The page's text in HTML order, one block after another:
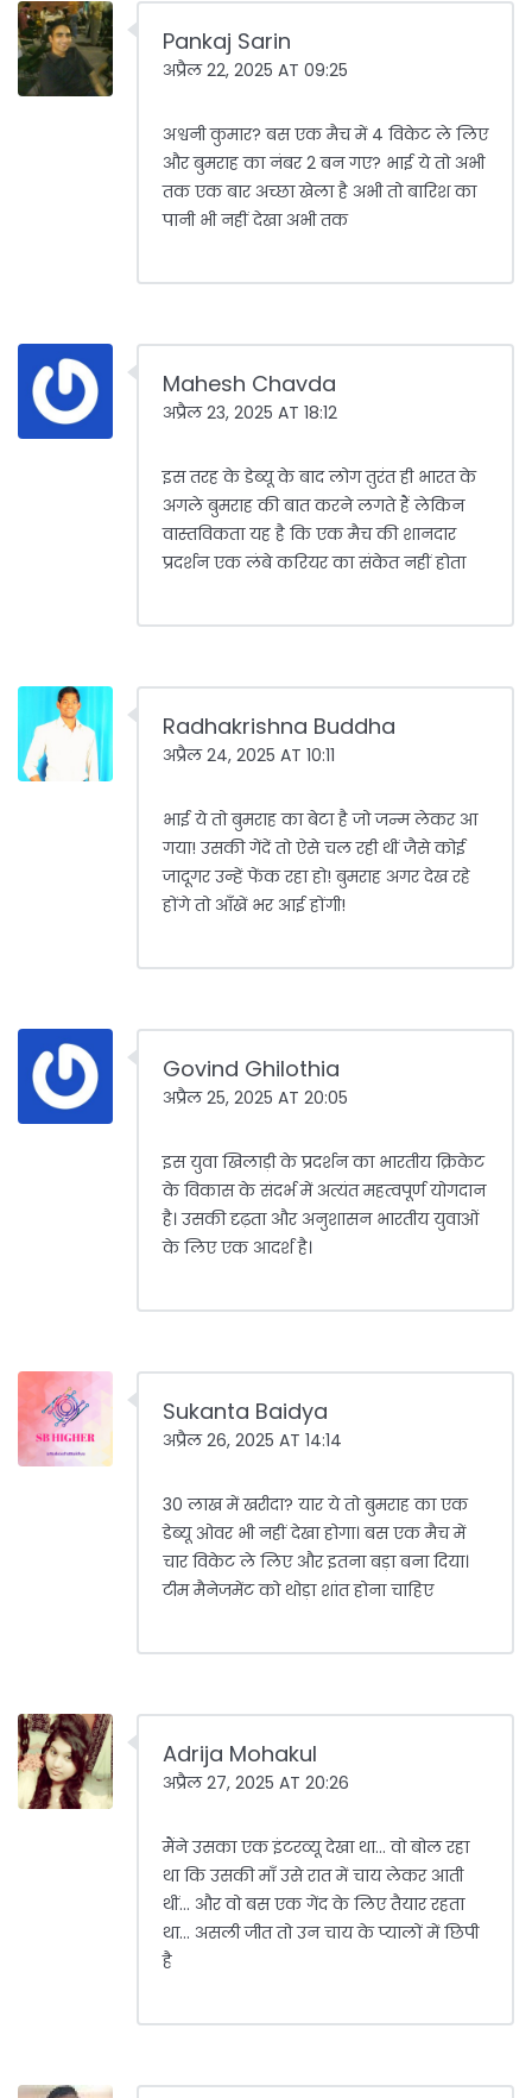
Pankaj Sarin
अप्रैल 22, 2025 AT 09:25
अश्वनी कुमार? बस एक मैच में 4 विकेट ले लिए
और बुमराह का नंबर 2 बन गए? भाई ये तो अभी
तक एक बार अच्छा खेला है अभी तो बारिश का
पानी भी नहीं देखा अभी तक
Mahesh Chavda
अप्रैल 23, 2025 AT 18:12
इस तरह के डेब्यू के बाद लोग तुरंत ही भारत के
अगले बुमराह की बात करने लगते हैं लेकिन
वास्तविकता यह है कि एक मैच की शानदार
प्रदर्शन एक लंबे करियर का संकेत नहीं होता
Radhakrishna Buddha
अप्रैल 24, 2025 AT 10:11
भाई ये तो बुमराह का बेटा है जो जन्म लेकर आ
गया! उसकी गेंदें तो ऐसे चल रही थीं जैसे कोई
जादूगर उन्हें फेंक रहा हो! बुमराह अगर देख रहे
होंगे तो आँखें भर आई होंगी!
Govind Ghilothia
अप्रैल 25, 2025 AT 20:05
इस युवा खिलाड़ी के प्रदर्शन का भारतीय क्रिकेट
के विकास के संदर्भ में अत्यंत महत्वपूर्ण योगदान
है। उसकी दृढ़ता और अनुशासन भारतीय युवाओं
के लिए एक आदर्श है।
Sukanta Baidya
अप्रैल 26, 2025 AT 14:14
30 लाख में खरीदा? यार ये तो बुमराह का एक
डेब्यू ओवर भी नहीं देखा होगा। बस एक मैच में
चार विकेट ले लिए और इतना बड़ा बना दिया।
टीम मैनेजमेंट को थोड़ा शांत होना चाहिए
Adrija Mohakul
अप्रैल 27, 2025 AT 20:26
मैंने उसका एक इंटरव्यू देखा था... वो बोल रहा
था कि उसकी माँ उसे रात में चाय लेकर आती
थीं... और वो बस एक गेंद के लिए तैयार रहता
था... असली जीत तो उन चाय के प्यालों में छिपी
है